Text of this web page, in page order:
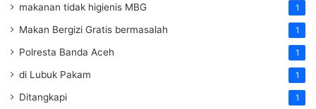
makanan tidak higienis MBG 1
Makan Bergizi Gratis bermasalah 1
Polresta Banda Aceh 1
di Lubuk Pakam 1
Ditangkapi 1